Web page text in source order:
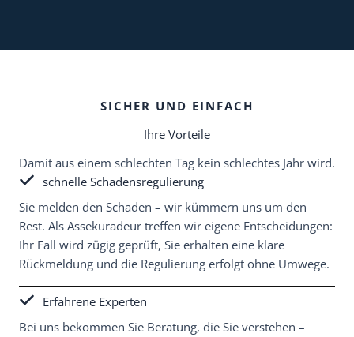
SICHER UND EINFACH
Ihre Vorteile
Damit aus einem schlechten Tag kein schlechtes Jahr wird.
schnelle Schadensregulierung
Sie melden den Schaden – wir kümmern uns um den
Rest. Als Assekuradeur treffen wir eigene Entscheidungen:
Ihr Fall wird zügig geprüft, Sie erhalten eine klare
Rückmeldung und die Regulierung erfolgt ohne Umwege.
Erfahrene Experten
Bei uns bekommen Sie Beratung, die Sie verstehen –